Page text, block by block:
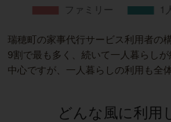
瑞穂町の家事代行サービス利用者の
9割で最も多く、続いて一人暮らし
中心ですが、一人暮らしの利用も全
どんな風に利用